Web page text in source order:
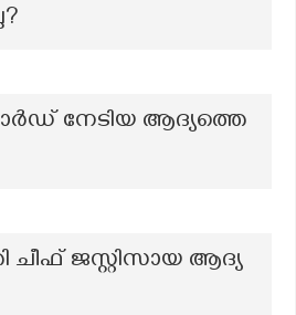
നേടിയ ആദ്യത്തെ
ജസ്റ്റിസായ ആദ്യ